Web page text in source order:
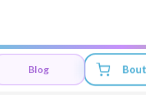
Blog